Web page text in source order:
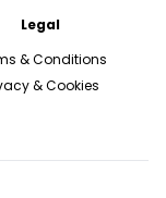
Legal
& Conditions
& Cookies